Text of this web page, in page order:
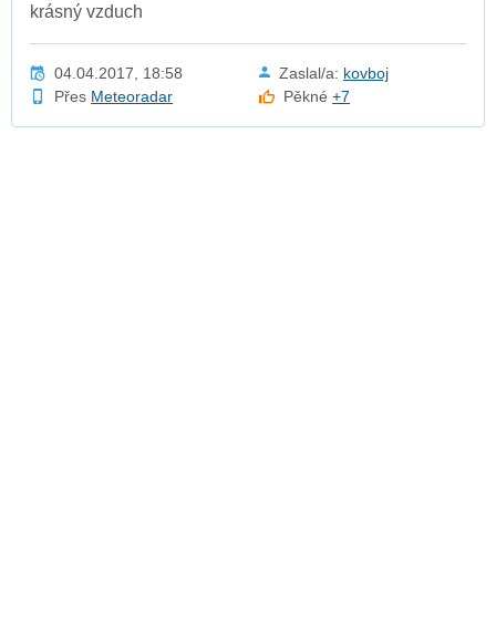
krásný vzduch
04.04.2017, 18:58 Zaslal/a: kovboj
Přes Meteoradar Pěkné+7